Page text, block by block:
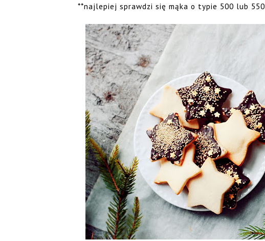
**najlepiej sprawdzi się mąka o typie 500 lub 550